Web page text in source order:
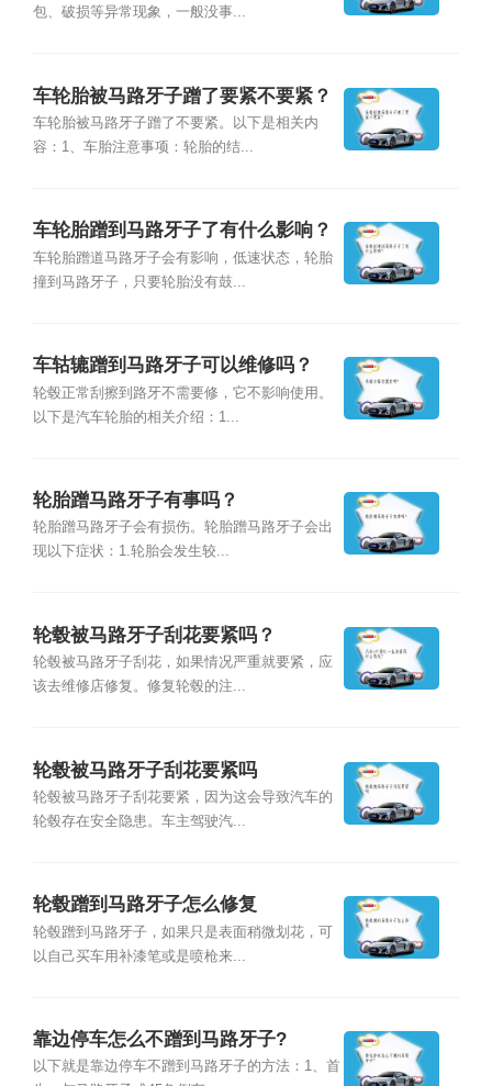
包、破损等异常现象，一般没事...
车轮胎被马路牙子蹭了要紧不要紧？
车轮胎被马路牙子蹭了不要紧。以下是相关内
容：1、车胎注意事项：轮胎的结...
车轮胎蹭到马路牙子了有什么影响？
车轮胎蹭道马路牙子会有影响，低速状态，轮胎
撞到马路牙子，只要轮胎没有鼓...
车轱辘蹭到马路牙子可以维修吗？
轮毂正常刮擦到路牙不需要修，它不影响使用。
以下是汽车轮胎的相关介绍：1...
轮胎蹭马路牙子有事吗？
轮胎蹭马路牙子会有损伤。轮胎蹭马路牙子会出
现以下症状：1.轮胎会发生较...
轮毂被马路牙子刮花要紧吗？
轮毂被马路牙子刮花，如果情况严重就要紧，应
该去维修店修复。修复轮毂的注...
轮毂被马路牙子刮花要紧吗
轮毂被马路牙子刮花要紧，因为这会导致汽车的
轮毂存在安全隐患。车主驾驶汽...
轮毂蹭到马路牙子怎么修复
轮毂蹭到马路牙子，如果只是表面稍微划花，可
以自己买车用补漆笔或是喷枪来...
靠边停车怎么不蹭到马路牙子?
以下就是靠边停车不蹭到马路牙子的方法：1、首